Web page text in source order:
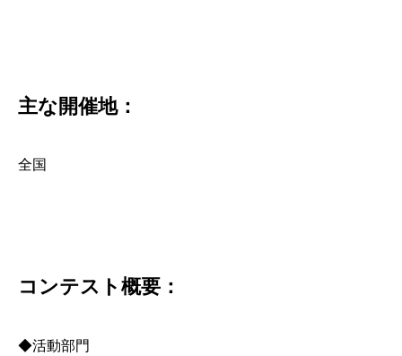
主な開催地：
全国
コンテスト概要：
◆活動部門